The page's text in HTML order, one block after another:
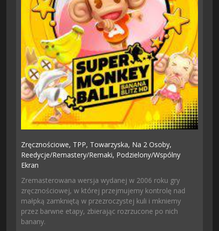
Zręcznościowe, TPP, Towarzyska, Na 2 Osoby,
Reedycje/remastery/remaki, Podzielony/wspólny
Ekran
Zremasterowana wersja wydanej w 2006 roku gry
zręcznościowej, w której przejmujemy kontrolę nad
małpką zamkniętą w przezroczystej kuli i mkniemy
przez barwne etapy, zbierając rozrzucone po nich
banany.